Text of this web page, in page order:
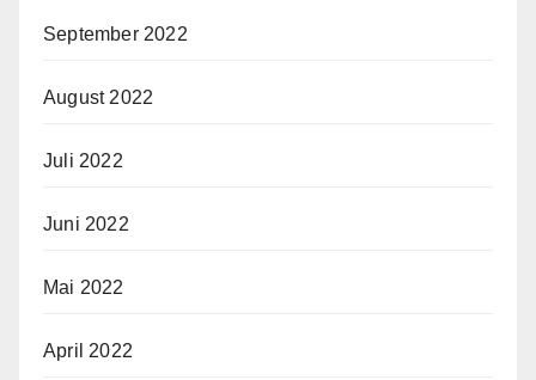
September 2022
August 2022
Juli 2022
Juni 2022
Mai 2022
April 2022